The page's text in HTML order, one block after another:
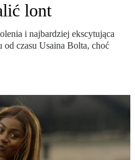
lont
i najbardziej ekscytująca
czasu Usaina Bolta, choć